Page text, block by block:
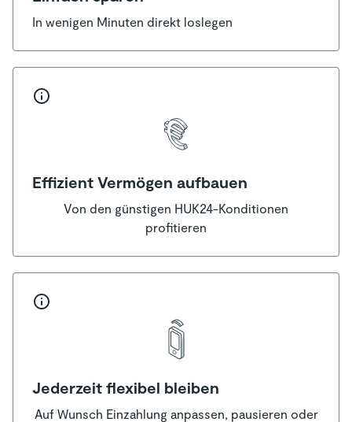
In wenigen Minuten direkt loslegen
Effizient Vermögen aufbauen
Von den günstigen HUK24-Konditionen
profitieren
Jederzeit flexibel bleiben
Auf Wunsch Einzahlung anpassen, pausieren oder